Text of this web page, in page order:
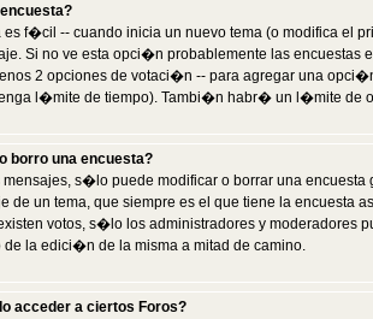
es f�cil -- cuando inicia un nuevo tema (o modifica el
Si no ve esta opci�n probablemente las
2 opciones de votaci�n -- para agregar una
l�mite de tiempo). Tambi�n habr� un l�mite de
una encuesta?
s�lo puede modificar o borrar una
de un tema, que siempre es el que tiene la encuesta
votos, s�lo los administradores y moderadores
de la edici�n de la misma a mitad de camino.
acceder a ciertos Foros?